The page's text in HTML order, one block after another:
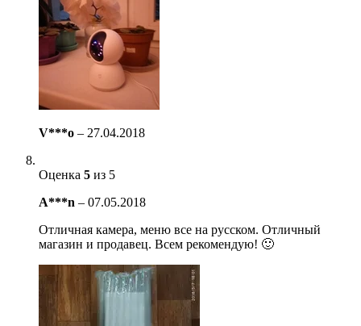
V***o – 27.04.2018
Оценка 5 из 5
A***n – 07.05.2018
Отличная камера, меню все на русском. Отличный
магазин и продавец. Всем рекомендую! 🙂